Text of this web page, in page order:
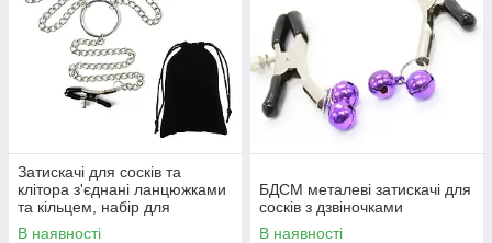
Затискачі для сосків та
клітора з'єднані ланцюжками
та кільцем, набір для
сексуальних ігор
В наявності
БДСМ металеві затискачі для
сосків з дзвіночками
В наявності